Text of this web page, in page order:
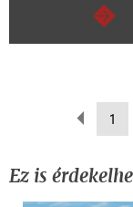
Lapozás
vissza
1
Ez is